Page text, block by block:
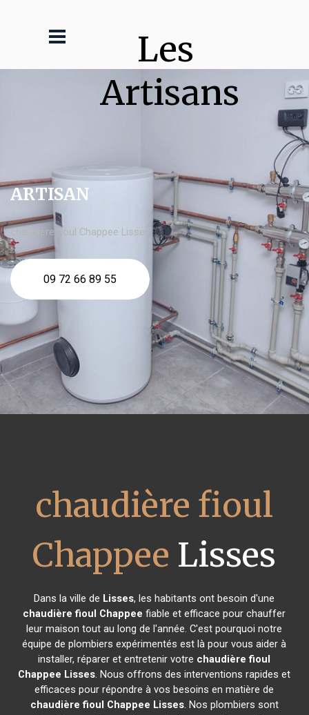
Les
Artisans
ARTISAN
chaudière fioul Chappee Lisses
09 72 66 89 55
chaudière fioul
Chappee Lisses
Dans la ville de Lisses, les habitants ont besoin d'une
chaudière fioul Chappee fiable et efficace pour chauffer
leur maison tout au long de l'année. C'est pourquoi notre
équipe de plombiers expérimentés est là pour vous aider à
installer, réparer et entretenir votre chaudière fioul
Chappee Lisses. Nous offrons des interventions rapides et
efficaces pour répondre à vos besoins en matière de
chaudière fioul Chappee Lisses. Nos plombiers sont